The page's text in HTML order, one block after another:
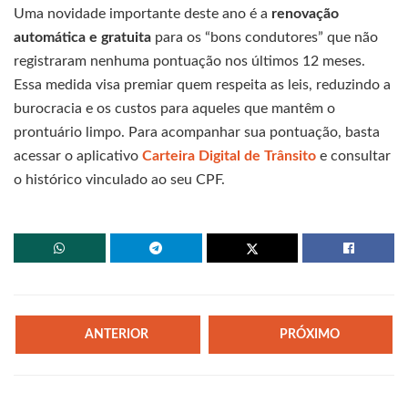
Uma novidade importante deste ano é a renovação
automática e gratuita para os “bons condutores” que não
registraram nenhuma pontuação nos últimos 12 meses.
Essa medida visa premiar quem respeita as leis, reduzindo a
burocracia e os custos para aqueles que mantêm o
prontuário limpo. Para acompanhar sua pontuação, basta
acessar o aplicativo Carteira Digital de Trânsito e consultar
o histórico vinculado ao seu CPF.
ANTERIOR PRÓXIMO